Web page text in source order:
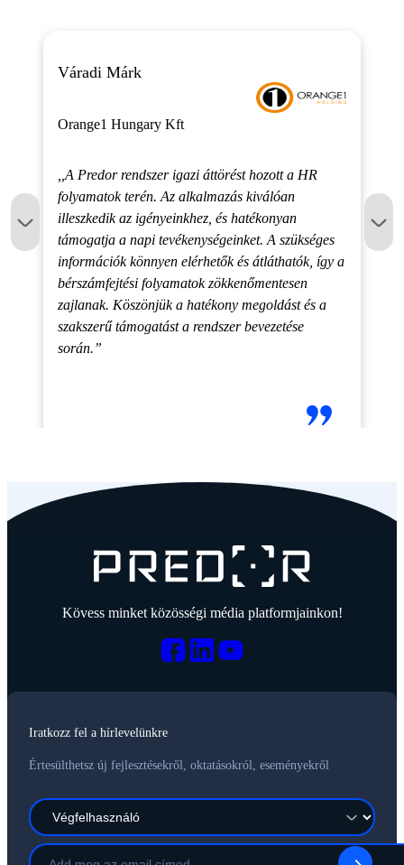
Váradi Márk
Orange1 Hungary Kft
,,A Predor rendszer igazi áttörést hozott a HR
folyamatok terén. Az alkalmazás kiválóan
illeszkedik az igényeinkhez, és hatékonyan
támogatja a napi tevékenységeinket. A szükséges
információk könnyen elérhetők és átláthatók, így a
bérszámfejtési folyamatok zökkenőmentesen
zajlanak. Köszönjük a hatékony megoldást és a
szakszerű támogatást a rendszer bevezetése
során.”
Kövess minket közösségi média platformjainkon!
Iratkozz fel a hírlevelünkre
Értesülthetsz új fejlesztésekről, oktatásokról, eseményekről